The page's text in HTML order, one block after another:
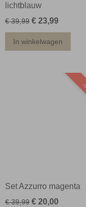
lichtblauw
€ 39,99 € 23,99
In winkelwagen
-
Set Azzurro magenta
€ 39,99 € 20,00